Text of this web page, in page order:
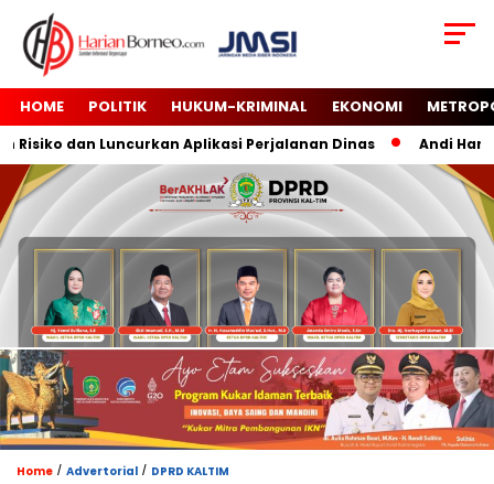
HOME POLITIK HUKUM-KRIMINAL EKONOMI
dan Luncurkan Aplikasi Perjalanan Dinas Andi Harun
Home / Advertorial / DPRD KALTIM